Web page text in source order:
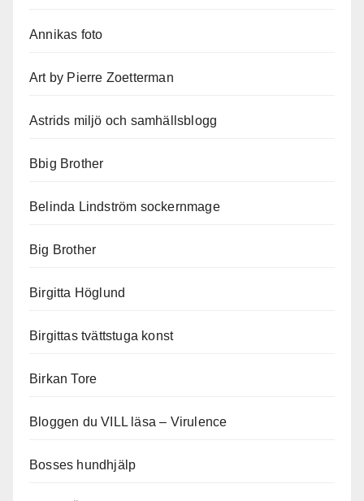
Annikas foto
Art by Pierre Zoetterman
Astrids miljö och samhällsblogg
Bbig Brother
Belinda Lindström sockernmage
Big Brother
Birgitta Höglund
Birgittas tvättstuga konst
Birkan Tore
Bloggen du VILL läsa – Virulence
Bosses hundhjälp